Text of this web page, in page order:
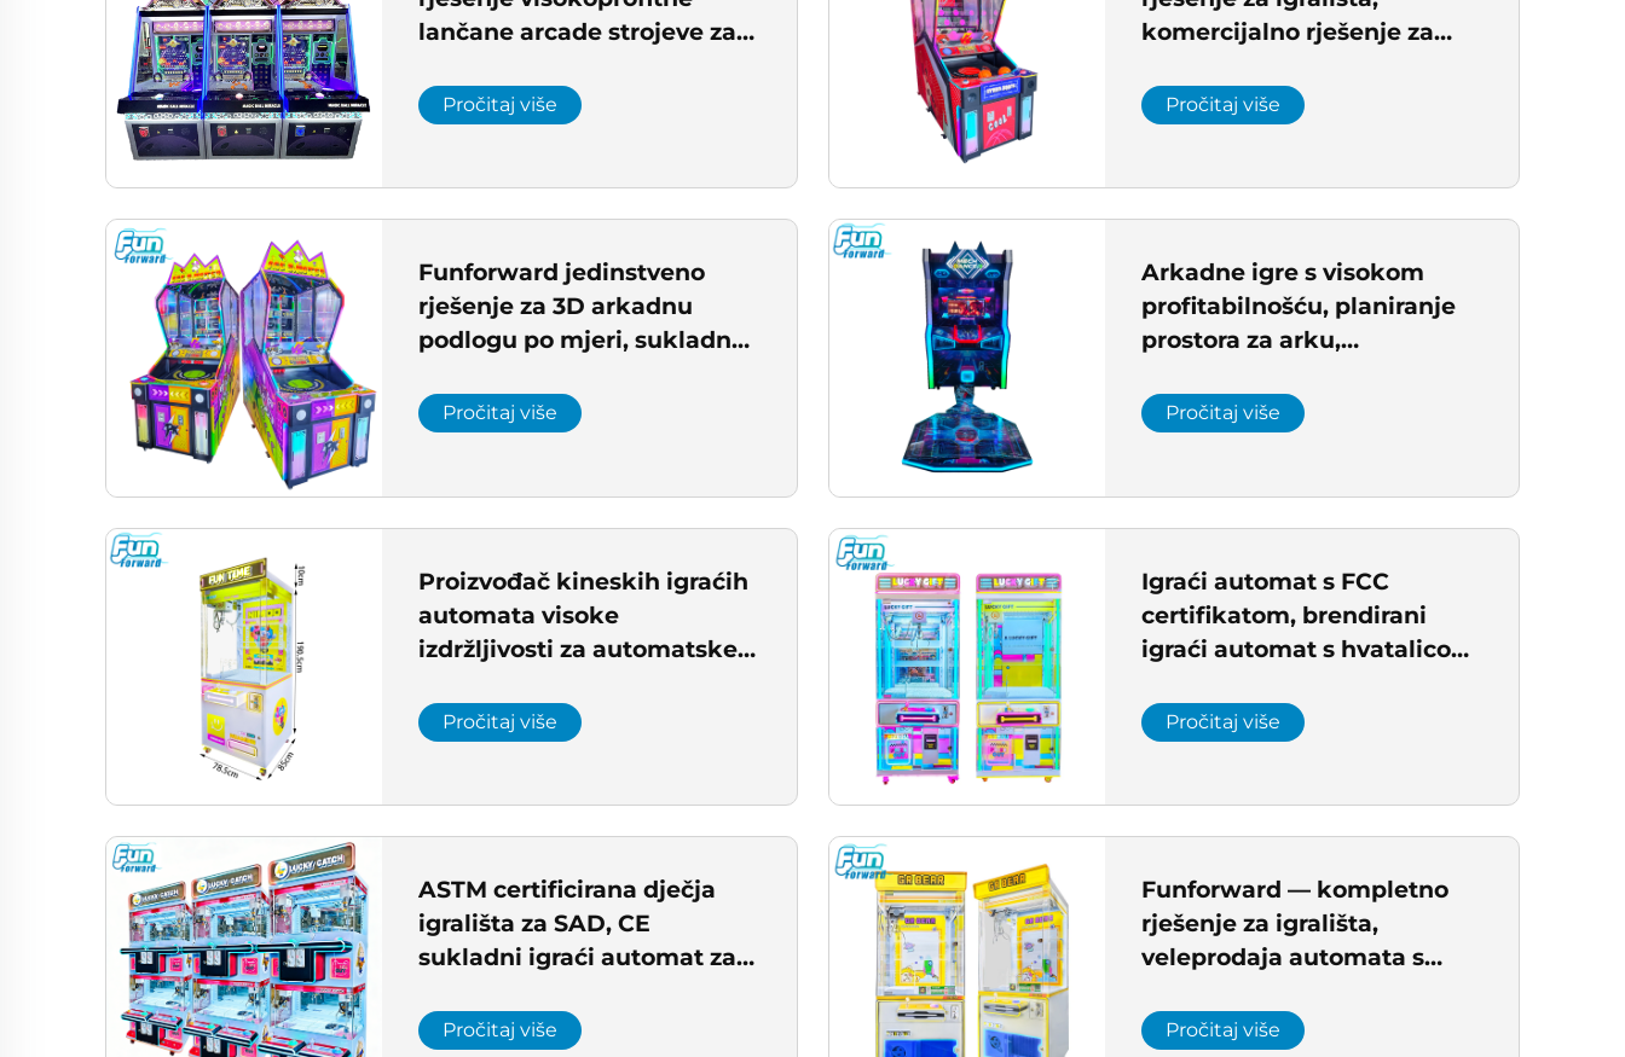
lančane arcade strojeve za
Pročitaj više
komercijalno rješenje za
rješenje za Europu
Pročitaj više
Funforward jedinstveno
rješenje za 3D arkadnu
podlogu po mjeri, sukladno
igralište
Pročitaj više
Arkadne igre s visokom
profitabilnošću, planiranje
prostora za arku,
projekt igrališta
Pročitaj više
Proizvođač kineskih igraćih
automata visoke
izdržljivosti za automatske
izravno s tvorničkog
podruma
Pročitaj više
Igraći automat s FCC
certifikatom, brendirani
igraći automat s hvatalicom,
automata iz Kine
Pročitaj više
ASTM certificirana dječja
igrališta za SAD, CE
sukladni igraći automat za
automata s hvatalicom
Pročitaj više
Funforward — kompletno
rješenje za igrališta,
veleprodaja automata s
s tvornice
Pročitaj više